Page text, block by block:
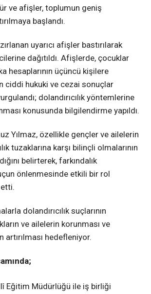
ve afişler, toplumun geniş
başlandı.
uyarıcı afişler bastırılarak
dağıtıldı. Afişlerde, çocuklar
hesaplarının üçüncü kişilere
ciddi hukuki ve cezai sonuçlar
dolandırıcılık yöntemlerine
konusunda bilgilendirme yapıldı.
Yılmaz, özellikle gençler ve ailelerin
tuzaklarına karşı bilinçli olmalarının
belirterek, farkındalık
önlenmesinde etkili bir rol
dolandırıcılık suçlarının
ve ailelerin korunması ve
hedefleniyor.
Eğitim Müdürlüğü ile iş birliği